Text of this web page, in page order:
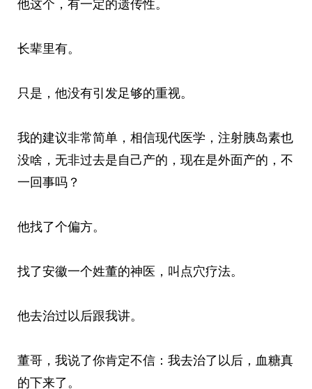
他这个，有一定的遗传性。
长辈里有。
只是，他没有引发足够的重视。
我的建议非常简单，相信现代医学，注射胰岛素也
没啥，无非过去是自己产的，现在是外面产的，不
一回事吗？
他找了个偏方。
找了安徽一个姓董的神医，叫点穴疗法。
他去治过以后跟我讲。
董哥，我说了你肯定不信：我去治了以后，血糖真
的下来了。